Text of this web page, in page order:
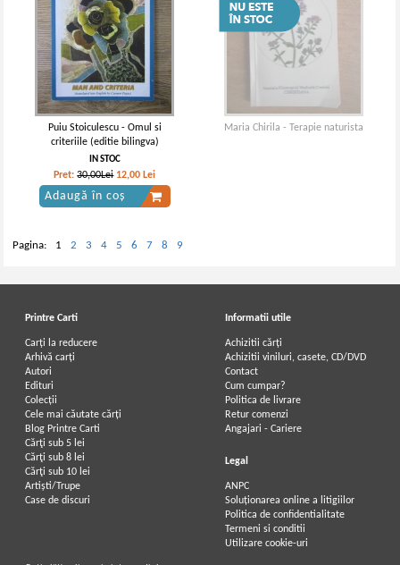
Puiu Stoiculescu - Omul si
criteriile (editie bilingva)
IN STOC
Pret:30,00Lei 12,00 Lei
Adaugă în coș
Maria Chirila - Terapie naturista
Pagina: 1 2 3 4 5 6 7 8 9
Printre Carti
Carți la reducere
Arhivă carți
Autori
Edituri
Colecții
Cele mai căutate cărți
Blog Printre Carti
Cărţi sub 5 lei
Cărţi sub 8 lei
Cărţi sub 10 lei
Artiști/Trupe
Case de discuri
Informatii utile
Achizitii cărți
Achizitii viniluri, casete, CD/DVD
Contact
Cum cumpar?
Politica de livrare
Retur comenzi
Angajari - Cariere
Legal
ANPC
Soluționarea online a litigiilor
Politica de confidentialitate
Termeni si conditii
Utilizare cookie-uri